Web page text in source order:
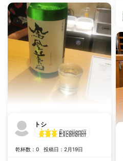
yyy
Excellent!!
良い！おいしー！
トシ
Excellent!!
乾杯数：0 投稿日：2月19日